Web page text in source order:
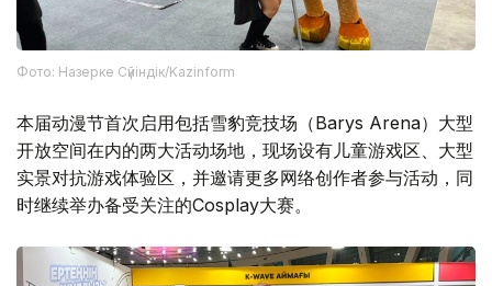
Фото: Назерке Сүйіндік/Kazinform
本届动漫节首次启用包括雪豹竞技场（Barys Arena）大型
开放空间在内的两大活动场地，现场设有儿童游戏区、大型
实景对抗游戏体验区，并邀请更多网络创作者参与活动，同
时继续举办备受关注的Cosplay大赛。